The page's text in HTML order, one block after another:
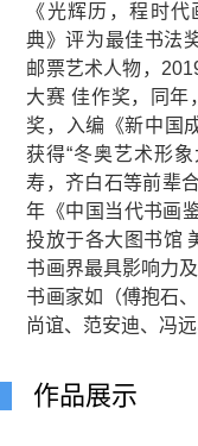
《光辉历，程时
典》评为最佳书法
邮票艺术人物，
大赛 佳作奖，同年
奖，入编《新中国
获得“冬奥艺术形象
寿，齐白石等前辈
年《中国当代书画
投放于各大图书馆
书画界最具影响力
书画家如（傅抱石
尚谊、范安迪、冯
作品展示